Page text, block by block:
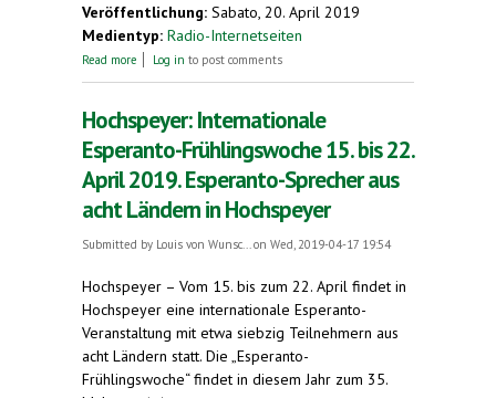
Veröffentlichung: Sabato, 20. April 2019
Medientyp: Radio-Internetseiten
Read more about Internationale Esperanto-Frühlingswoche in
Log in to post comments
Hochspeyer: Internationale
Esperanto-Frühlingswoche 15. bis 22.
April 2019. Esperanto-Sprecher aus
acht Ländern in Hochspeyer
Submitted by Louis von Wunsc... on Wed, 2019-04-17 19:54
Hochspeyer – Vom 15. bis zum 22. April findet in
Hochspeyer eine internationale Esperanto-
Veranstaltung mit etwa siebzig Teilnehmern aus
acht Ländern statt. Die „Esperanto-
Frühlingswoche“ findet in diesem Jahr zum 35.